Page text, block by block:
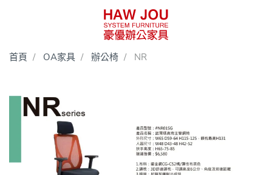
首頁 OA家具 辦公椅 NR